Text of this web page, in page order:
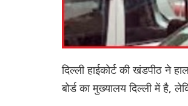
दिल्ली हाईकोर्ट की खंडपीठ ने
बोर्ड का मुख्यालय दिल्ली में है,